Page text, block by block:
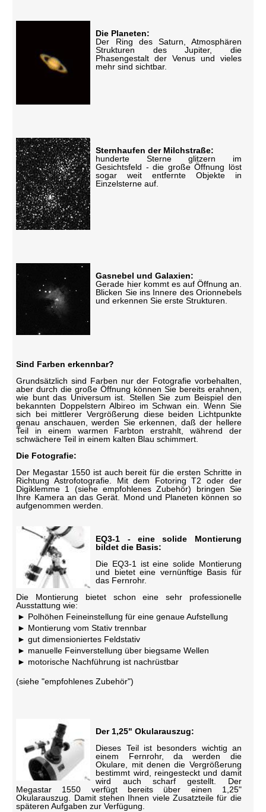
Die Planeten:
Der Ring des Saturn, Atmosphären
Strukturen des Jupiter, die
Phasengestalt der Venus und vieles
mehr sind sichtbar.
Sternhaufen der Milchstraße:
hunderte Sterne glitzern im
Gesichtsfeld - die große Öffnung löst
sogar weit entfernte Objekte in
Einzelsterne auf.
Gasnebel und Galaxien:
Gerade hier kommt es auf Öffnung an.
Blicken Sie ins Innere des Orionnebels
und erkennen Sie erste Strukturen.
Sind Farben erkennbar?
Grundsätzlich sind Farben nur der Fotografie vorbehalten,
aber durch die große Öffnung können Sie bereits erahnen,
wie bunt das Universum ist. Stellen Sie zum Beispiel den
bekannten Doppelstern Albireo im Schwan ein. Wenn Sie
sich bei mittlerer Vergrößerung diese beiden Lichtpunkte
genau anschauen, werden Sie erkennen, daß der hellere
Teil in einem warmen Farbton erstrahlt, während der
schwächere Teil in einem kalten Blau schimmert.
Die Fotografie:
Der Megastar 1550 ist auch bereit für die ersten Schritte in
Richtung Astrofotografie. Mit dem Fotoring T2 oder der
Digiklemme 1 (siehe empfohlenes Zubehör) bringen Sie
Ihre Kamera an das Gerät. Mond und Planeten können so
aufgenommen werden.
EQ3-1 - eine solide Montierung
bildet die Basis:
Die EQ3-1 ist eine solide Montierung
und bietet eine vernünftige Basis für
das Fernrohr.
Die Montierung bietet schon eine sehr professionelle
Ausstattung wie:
Polhöhen Feineinstellung für eine genaue Aufstellung
Montierung vom Stativ trennbar
gut dimensioniertes Feldstativ
manuelle Feinverstellung über biegsame Wellen
motorische Nachführung ist nachrüstbar
(siehe "empfohlenes Zubehör")
Der 1,25" Okularauszug:
Dieses Teil ist besonders wichtig an
einem Fernrohr, da werden die
Okulare, mit denen die Vergrößerung
bestimmt wird, reingesteckt und damit
wird auch scharf gestellt. Der
Megastar 1550 verfügt bereits über einen 1,25"
Okularauszug. Damit stehen Ihnen viele Zusatzteile für die
späteren Aufgaben zur Verfügung.